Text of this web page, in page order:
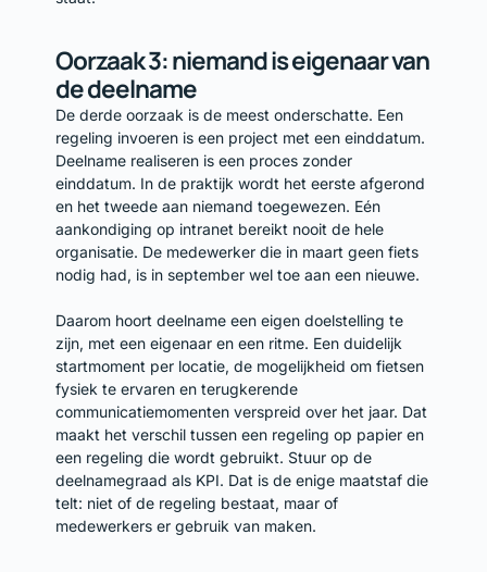
Oorzaak 3: niemand is eigenaar van
de deelname
De derde oorzaak is de meest onderschatte. Een
regeling invoeren is een project met een einddatum.
Deelname realiseren is een proces zonder
einddatum. In de praktijk wordt het eerste afgerond
en het tweede aan niemand toegewezen. Eén
aankondiging op intranet bereikt nooit de hele
organisatie. De medewerker die in maart geen fiets
nodig had, is in september wel toe aan een nieuwe.
Daarom hoort deelname een eigen doelstelling te
zijn, met een eigenaar en een ritme. Een duidelijk
startmoment per locatie, de mogelijkheid om fietsen
fysiek te ervaren en terugkerende
communicatiemomenten verspreid over het jaar. Dat
maakt het verschil tussen een regeling op papier en
een regeling die wordt gebruikt. Stuur op de
deelnamegraad als KPI. Dat is de enige maatstaf die
telt: niet of de regeling bestaat, maar of
medewerkers er gebruik van maken.